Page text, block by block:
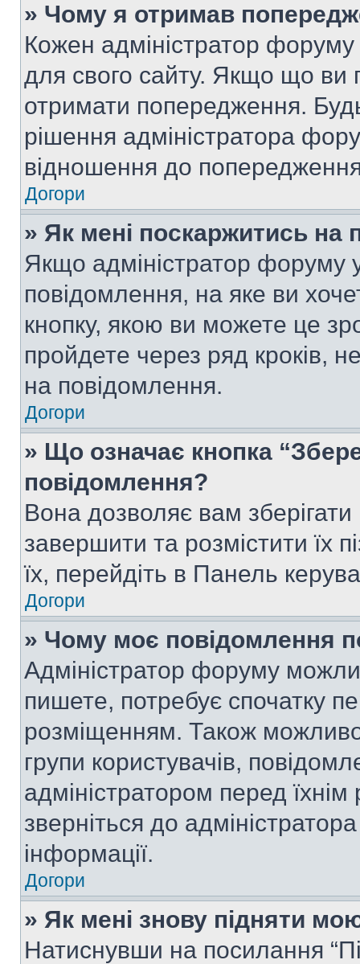
» Чому я отримав
Кожен адміністратор
для свого сайту. Якщо що
отримати попередження.
рішення адміністратора
відношення до
Догори
» Як мені поскаржитись на
Якщо адміністратор форуму
повідомлення, на яке ви
кнопку, якою ви можете це
пройдете через ряд кроків,
на повідомлення.
Догори
» Що означає кнопка
повідомлення?
Вона дозволяє вам
завершити та розмістити їх
їх, перейдіть в Панель
Догори
» Чому моє повідомлення
Адміністратор форуму
пишете, потребує спочатку
розміщенням. Також
групи користувачів,
адміністратором перед
зверніться до
інформації.
Догори
» Як мені знову підняти
Натиснувши на посилання